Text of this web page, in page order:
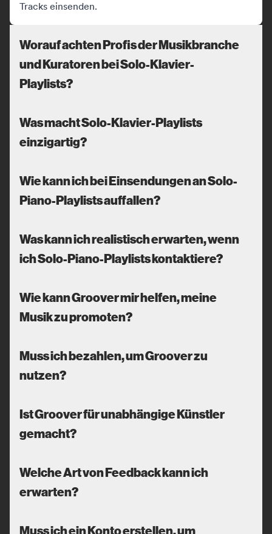
Tracks einsenden.
Worauf achten Profis der Musikbranche
und Kuratoren bei Solo-Klavier-
Playlists?
Was macht Solo-Klavier-Playlists
einzigartig?
Wie kann ich bei Einsendungen an Solo-
Piano-Playlists auffallen?
Was kann ich realistisch erwarten, wenn
ich Solo-Piano-Playlists kontaktiere?
Wie kann Groover mir helfen, meine
Musik zu promoten?
Muss ich bezahlen, um Groover zu
nutzen?
Ist Groover für unabhängige Künstler
gemacht?
Welche Art von Feedback kann ich
erwarten?
Muss ich ein Konto erstellen, um